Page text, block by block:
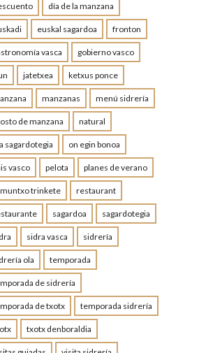
día de la manzana
euskal sagardoa fronton
vasca gobierno vasco
jatetxea ketxus ponce
manzanas menú sidrería
de manzana natural
sagardotegia on egin bonoa
vasco pelota planes de verano
trinkete restaurant
sagardoa sagardotegia
sidra vasca sidrería
ola temporada
de sidrería
de txotx temporada sidrería
txotx denboraldia